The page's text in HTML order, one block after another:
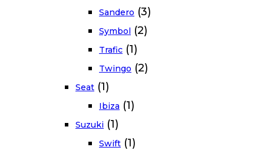
Sandero (3)
Symbol (2)
Trafic (1)
Twingo (2)
Seat (1)
Ibiza (1)
Suzuki (1)
Swift (1)